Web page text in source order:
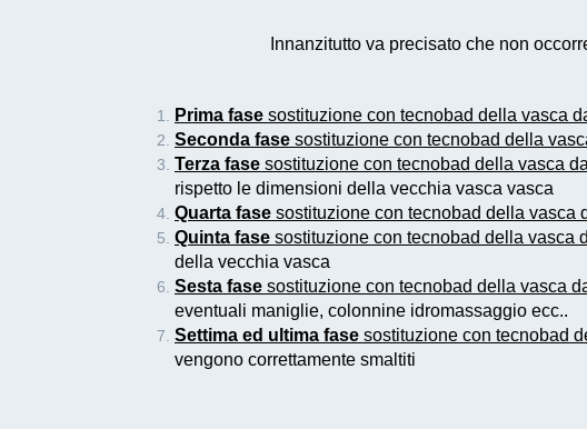
Innanzitutto va precisato che non
Prima fase sostituzione con tecnobad della vasca
Seconda fase sostituzione con tecnobad della
Terza fase sostituzione con tecnobad della vasca
rispetto le dimensioni della vecchia vasca vasca
Quarta fase sostituzione con tecnobad della vasca
Quinta fase sostituzione con tecnobad della vasca
della vecchia vasca
Sesta fase sostituzione con tecnobad della vasca
eventuali maniglie, colonnine idromassaggio ecc..
Settima ed ultima fase sostituzione con tecnobad
vengono correttamente smaltiti